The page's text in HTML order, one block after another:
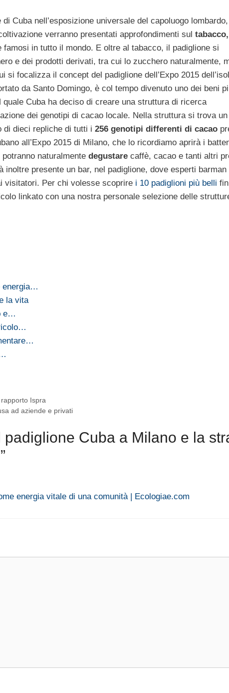
Cuba nell’esposizione universale del capoluogo
verranno presentati approfondimenti sul tabacco,
famosi in tutto il mondo. E oltre al tabacco, il padiglione si
e dei prodotti derivati, tra cui lo zucchero naturalmente,
focalizza il concept del padiglione dell’Expo 2015
da Santo Domingo, è col tempo divenuto uno dei beni
quale Cuba ha deciso di creare una struttura di ricerca
dei genotipi di cacao locale. Nella struttura si trova un
di dieci repliche di tutti i 256 genotipi differenti di cacao
all’Expo 2015 di Milano, che lo ricordiamo aprirà i
naturalmente degustare caffè, cacao e tanti altri
inoltre presente un bar, nel padiglione, dove esperti barman
visitatori. Per chi volesse scoprire i 10 padiglioni più belli
linkato con una nostra personale selezione delle
energia…
la vita
e…
Ispra
ad aziende e privati
padiglione Cuba a Milano e la
energia vitale di una comunità | Ecologiae.com